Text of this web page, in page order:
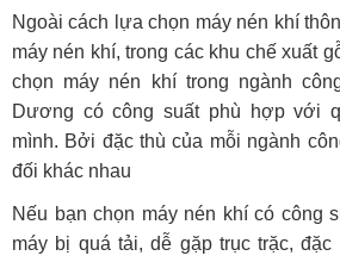
Ngoài cách lựa chọn máy nén khí
máy nén khí, trong các khu chế xuất
chọn máy nén khí trong ngành
Dương có công suất phù hợp với
mình. Bởi đặc thù của mỗi ngành
đối khác nhau
Nếu bạn chọn máy nén khí có công
máy bị quá tải, dễ gặp trục trặc,